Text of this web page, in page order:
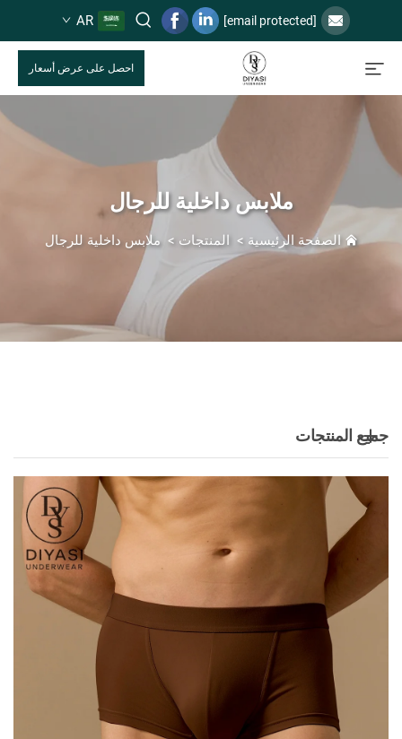
[email protected]
AR
احصل على عرض أسعار
ملابس داخلية للرجال
الصفحة الرئيسية > المنتجات >ملابس داخلية للرجال
جميع المنتجات